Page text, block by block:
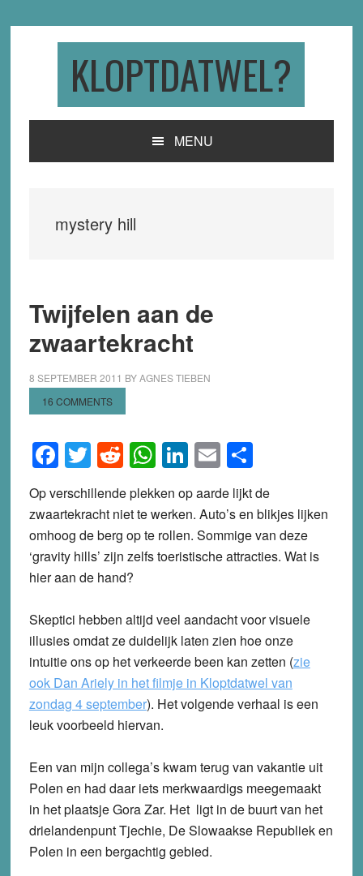
KLOPTDATWEL?
MENU
mystery hill
Twijfelen aan de
zwaartekracht
8 SEPTEMBER 2011 BYAGNES TIEBEN
16 COMMENTS
Facebook
Twitter
Reddit
WhatsApp
LinkedIn
EmailShare
Op verschillende plekken op aarde lijkt de
zwaartekracht niet te werken. Auto’s en blikjes lijken
omhoog de berg op te rollen. Sommige van deze
‘gravity hills’ zijn zelfs toeristische attracties. Wat is
hier aan de hand?
Skeptici hebben altijd veel aandacht voor visuele
illusies omdat ze duidelijk laten zien hoe onze
intuitie ons op het verkeerde been kan zetten (zie
ook Dan Ariely in het filmje in Kloptdatwel van
zondag 4 september). Het volgende verhaal is een
leuk voorbeeld hiervan.
Een van mijn collega’s kwam terug van vakantie uit
Polen en had daar iets merkwaardigs meegemaakt
in het plaatsje Gora Zar. Het ligt in de buurt van het
drielandenpunt Tjechie, De Slowaakse Republiek en
Polen in een bergachtig gebied.